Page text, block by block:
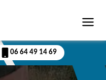
06 64 49 14 69